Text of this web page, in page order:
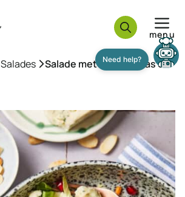
menu
Salades »Salade met blauwe kaas en
Need help?